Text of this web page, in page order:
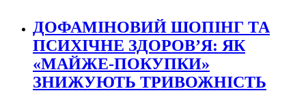
ДОФАМІНОВИЙ ШОПІНГ ТА
ПСИХІЧНЕ ЗДОРОВ’Я: ЯК
«МАЙЖЕ-ПОКУПКИ»
ЗНИЖУЮТЬ ТРИВОЖНІСТЬ